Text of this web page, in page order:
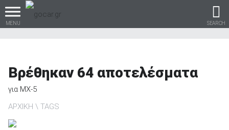
MENU SEARCH
Βρέθηκαν 64 αποτελέσματα
για MX-5
ΑΡΧΙΚΗ
TAGS